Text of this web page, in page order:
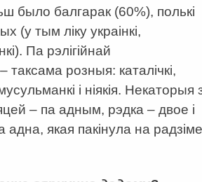
было балгарак (60%), полькі
(у тым ліку украінкі,
Па рэлігійнай
таксама розныя: каталічкі,
і ніякія. Некаторыя
– па адным, рэдка – двое і
якая пакінула на радзіме